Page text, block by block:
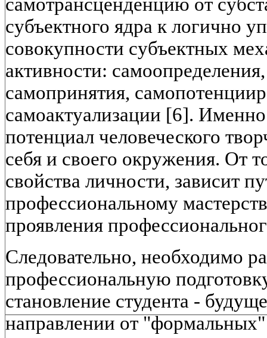
самотрансценденцию от
субъектного ядра к логично
совокупности субъектных
активности:
самопринятия,
самоактуализации [6]. Именно
потенциал человеческого
себя и своего окружения. От
свойства личности, зависит
профессиональному
проявления
Следовательно, необходимо
профессиональную
становление студента -
направлении от